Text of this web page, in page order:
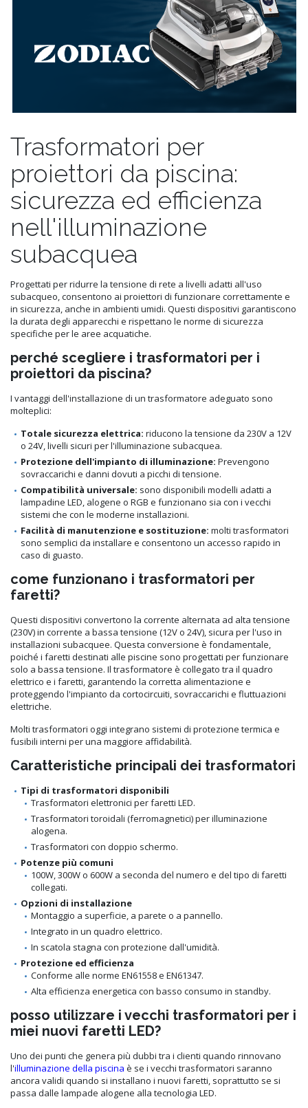
Trasformatori per
proiettori da piscina:
sicurezza ed efficienza
nell'illuminazione
subacquea
Progettati per ridurre la tensione di rete a livelli adatti all'uso
subacqueo, consentono ai proiettori di funzionare correttamente e
in sicurezza, anche in ambienti umidi. Questi dispositivi garantiscono
la durata degli apparecchi e rispettano le norme di sicurezza
specifiche per le aree acquatiche.
perché scegliere i trasformatori per i
proiettori da piscina?
I vantaggi dell'installazione di un trasformatore adeguato sono
molteplici:
Totale sicurezza elettrica: riducono la tensione da 230V a 12V
o 24V, livelli sicuri per l'illuminazione subacquea.
Protezione dell'impianto di illuminazione: Prevengono
sovraccarichi e danni dovuti a picchi di tensione.
Compatibilità universale: sono disponibili modelli adatti a
lampadine LED, alogene o RGB e funzionano sia con i vecchi
sistemi che con le moderne installazioni.
Facilità di manutenzione e sostituzione: molti trasformatori
sono semplici da installare e consentono un accesso rapido in
caso di guasto.
come funzionano i trasformatori per
faretti?
Questi dispositivi convertono la corrente alternata ad alta tensione
(230V) in corrente a bassa tensione (12V o 24V), sicura per l'uso in
installazioni subacquee. Questa conversione è fondamentale,
poiché i faretti destinati alle piscine sono progettati per funzionare
solo a bassa tensione. Il trasformatore è collegato tra il quadro
elettrico e i faretti, garantendo la corretta alimentazione e
proteggendo l'impianto da cortocircuiti, sovraccarichi e fluttuazioni
elettriche.
Molti trasformatori oggi integrano sistemi di protezione termica e
fusibili interni per una maggiore affidabilità.
Caratteristiche principali dei trasformatori
Tipi di trasformatori disponibili
Trasformatori elettronici per faretti LED.
Trasformatori toroidali (ferromagnetici) per illuminazione
alogena.
Trasformatori con doppio schermo.
Potenze più comuni
100W, 300W o 600W a seconda del numero e del tipo di faretti
collegati.
Opzioni di installazione
Montaggio a superficie, a parete o a pannello.
Integrato in un quadro elettrico.
In scatola stagna con protezione dall'umidità.
Protezione ed efficienza
Conforme alle norme EN61558 e EN61347.
Alta efficienza energetica con basso consumo in standby.
posso utilizzare i vecchi trasformatori per i
miei nuovi faretti LED?
Uno dei punti che genera più dubbi tra i clienti quando rinnovano
l'illuminazione della piscina è se i vecchi trasformatori saranno
ancora validi quando si installano i nuovi faretti, soprattutto se si
passa dalle lampade alogene alla tecnologia LED.